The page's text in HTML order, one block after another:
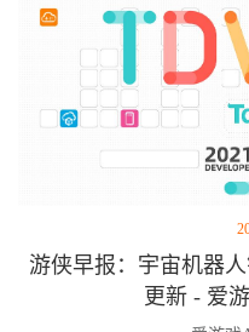
游侠早报：宇宙机器
更新 - 爱